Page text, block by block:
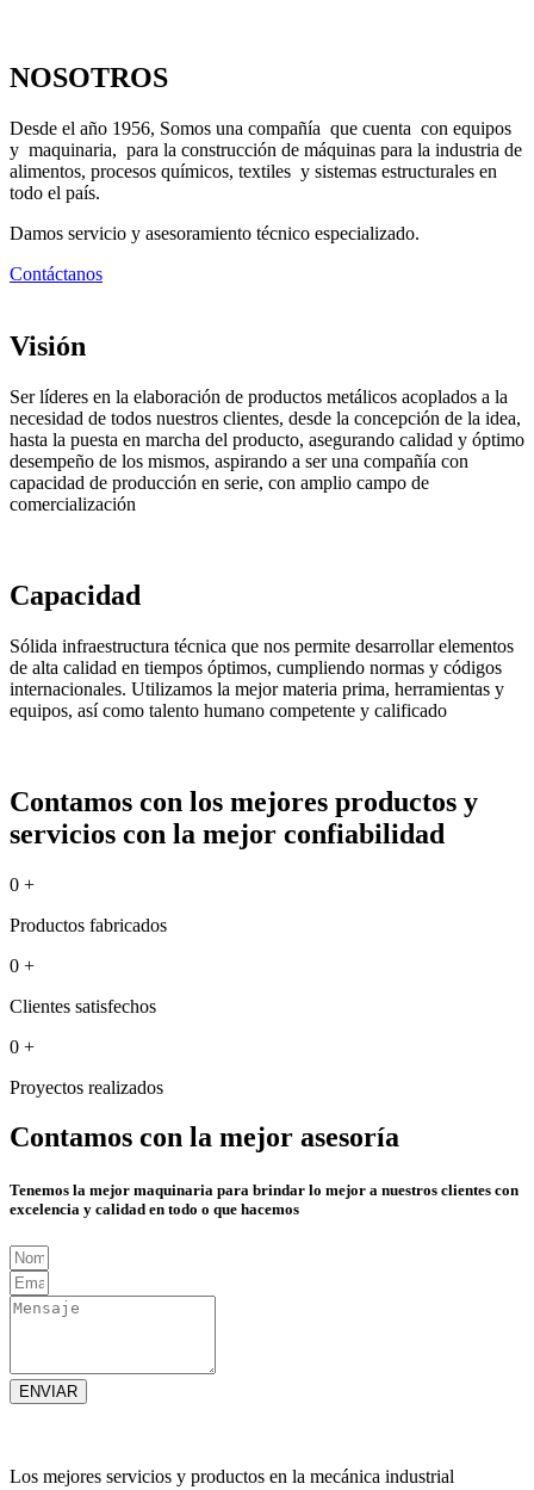
NOSOTROS
Desde el año 1956, Somos una compañía que cuenta con equipos
y maquinaria, para la construcción de máquinas para la industria de
alimentos, procesos químicos, textiles y sistemas estructurales en
todo el país.
Damos servicio y asesoramiento técnico especializado.
Contáctanos
Visión
Ser líderes en la elaboración de productos metálicos acoplados a la
necesidad de todos nuestros clientes, desde la concepción de la idea,
hasta la puesta en marcha del producto, asegurando calidad y óptimo
desempeño de los mismos, aspirando a ser una compañía con
capacidad de producción en serie, con amplio campo de
comercialización
Capacidad
Sólida infraestructura técnica que nos permite desarrollar elementos
de alta calidad en tiempos óptimos, cumpliendo normas y códigos
internacionales. Utilizamos la mejor materia prima, herramientas y
equipos, así como talento humano competente y calificado
Contamos con los mejores productos y
servicios con la mejor confiabilidad
0 +
Productos fabricados
0 +
Clientes satisfechos
0 +
Proyectos realizados
Contamos con la mejor asesoría
Tenemos la mejor maquinaria para brindar lo mejor a nuestros clientes con
excelencia y calidad en todo o que hacemos
ENVIAR
Los mejores servicios y productos en la mecánica industrial